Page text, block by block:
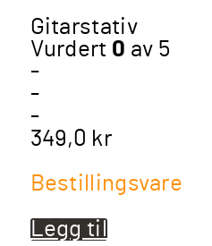
Gitarstativ
Vurdert 0 av 5
-
-
-
349,0 kr
Bestillingsvare
Legg til